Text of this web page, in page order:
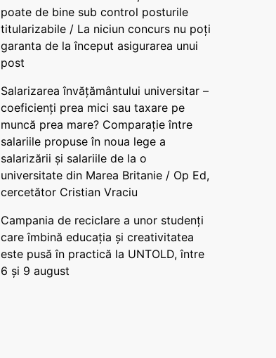
poate de bine sub control posturile
titularizabile / La niciun concurs nu poți
garanta de la început asigurarea unui
post
Salarizarea învățământului universitar –
coeficienți prea mici sau taxare pe
muncă prea mare? Comparație între
salariile propuse în noua lege a
salarizării și salariile de la o
universitate din Marea Britanie / Op Ed,
cercetător Cristian Vraciu
Campania de reciclare a unor studenți
care îmbină educația și creativitatea
este pusă în practică la UNTOLD, între
6 și 9 august